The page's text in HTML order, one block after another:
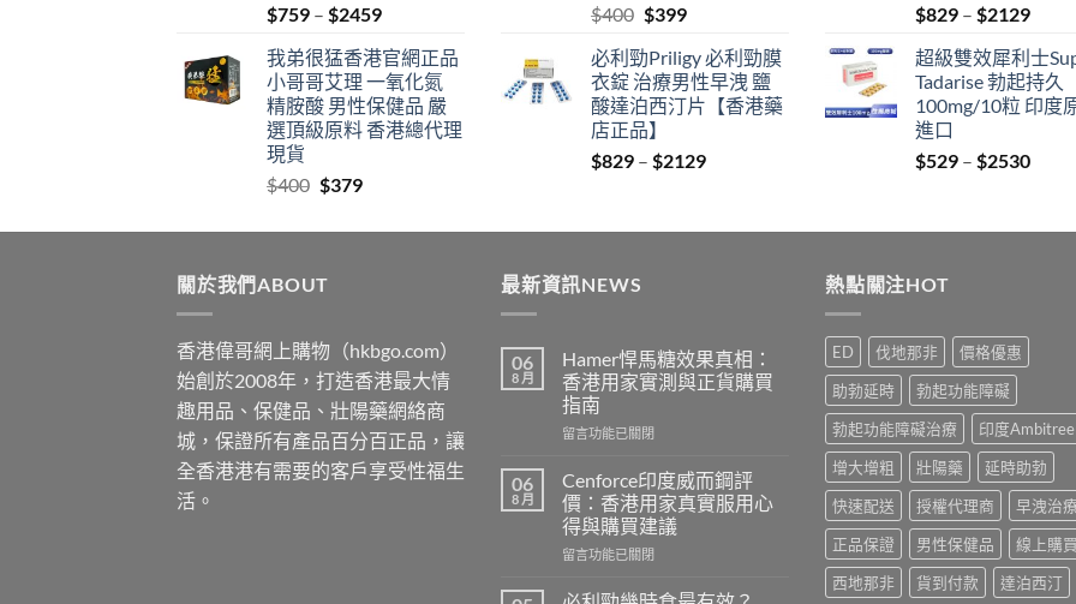
$759 – $2459Price
$759
through
$2459
我弟很猛香港官網正品
小哥哥艾理 一氧化氮
精胺酸 男性保健品 嚴
選頂級原料 香港總代理
現貨
$400 Original
was:
$379Current
is:
$400 Original
was:
$400.
$399Current
is:
$399.
必利勁Priligy 必利勁膜
衣錠 治療男性早洩 鹽
酸達泊西汀片【香港藥
店正品】
$829 – $2129Price
through
$829 – $2129Price
$829
超級雙效犀利士
Tadarise 勃起持久
100mg/10粒 印度
進口
$529 – $2530Price
關於我們ABOUT
香港偉哥網上購物（hkbgo.com）
始創於2008年，打造香港最大情
趣用品、保健品、壯陽藥網絡商
城，保證所有產品百分百正品，讓
全香港港有需要的客戶享受性福生
活。
最新資訊NEWS
06
8 月
Hamer悍馬糖效果真相：
香港用家實測與正貨購買
指南
在
悍
馬
糖
效
果
相：
留言功能已關閉
06
8 月
Cenforce印度威而鋼評
價：香港用家真實服用心
得與購買建議
在
印
留言功能已關閉
熱點關注HOT
ED 伐地那非
價格優惠
助勃延時
勃起功能障礙
勃起功能障礙治療
印度Ambitree
增大增粗
壯陽藥
延時助勃
快速配送
授權代理商
早洩治
正品保證
男性保健品
線上購
西地那非
貨到付款 達泊西汀